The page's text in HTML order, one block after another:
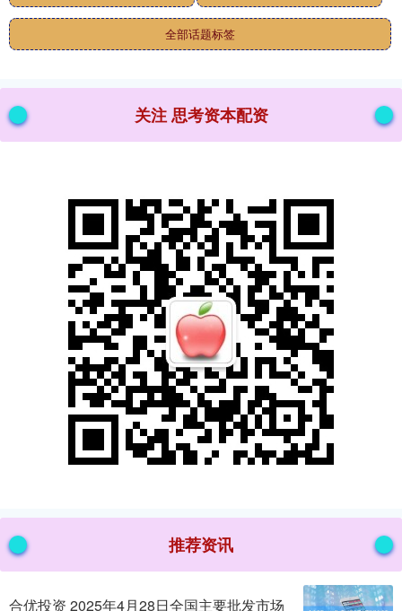
全部话题标签
关注 思考资本配资
推荐资讯
合优投资 2025年4月28日全国主要批发市场